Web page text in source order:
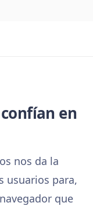
en
nos da la
usuarios para,
que